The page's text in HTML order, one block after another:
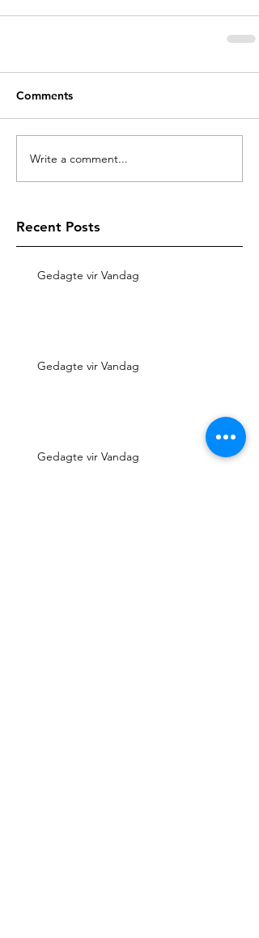
Comments
Write a comment...
Recent Posts
Gedagte vir Vandag
Gedagte vir Vandag
Gedagte vir Vandag